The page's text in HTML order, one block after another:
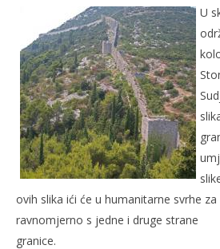
NOW
Stonske zidine – milenijska
svibnja
2010.
Rafaela
U
ovih slika ići će u humanitarne svrhe
ravnomjerno s jedne i druge strane
granice.